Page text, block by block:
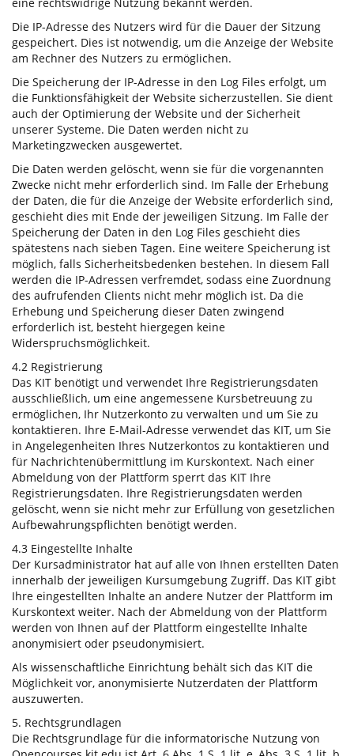
Die IP-Adresse des Nutzers wird für die Dauer der Sitzung
gespeichert. Dies ist notwendig, um die Anzeige der Website
am Rechner des Nutzers zu ermöglichen.
Die Speicherung der IP-Adresse in den Log Files erfolgt, um
die Funktionsfähigkeit der Website sicherzustellen. Sie dient
auch der Optimierung der Website und der Sicherheit
unserer Systeme. Die Daten werden nicht zu
Marketingzwecken ausgewertet.
Die Daten werden gelöscht, wenn sie für die vorgenannten
Zwecke nicht mehr erforderlich sind. Im Falle der Erhebung
der Daten, die für die Anzeige der Website erforderlich sind,
geschieht dies mit Ende der jeweiligen Sitzung. Im Falle der
Speicherung der Daten in den Log Files geschieht dies
spätestens nach sieben Tagen. Eine weitere Speicherung ist
möglich, falls Sicherheitsbedenken bestehen. In diesem Fall
werden die IP-Adressen verfremdet, sodass eine Zuordnung
des aufrufenden Clients nicht mehr möglich ist. Da die
Erhebung und Speicherung dieser Daten zwingend
erforderlich ist, besteht hiergegen keine
Widerspruchsmöglichkeit.
4.2 Registrierung
Das KIT benötigt und verwendet Ihre Registrierungsdaten
ausschließlich, um eine angemessene Kursbetreuung zu
ermöglichen, Ihr Nutzerkonto zu verwalten und um Sie zu
kontaktieren. Ihre E-Mail-Adresse verwendet das KIT, um Sie
in Angelegenheiten Ihres Nutzerkontos zu kontaktieren und
für Nachrichtenübermittlung im Kurskontext. Nach einer
Abmeldung von der Plattform sperrt das KIT Ihre
Registrierungsdaten. Ihre Registrierungsdaten werden
gelöscht, wenn sie nicht mehr zur Erfüllung von gesetzlichen
Aufbewahrungspflichten benötigt werden.
4.3 Eingestellte Inhalte
Der Kursadministrator hat auf alle von Ihnen erstellten Daten
innerhalb der jeweiligen Kursumgebung Zugriff. Das KIT gibt
Ihre eingestellten Inhalte an andere Nutzer der Plattform im
Kurskontext weiter. Nach der Abmeldung von der Plattform
werden von Ihnen auf der Plattform eingestellte Inhalte
anonymisiert oder pseudonymisiert.
Als wissenschaftliche Einrichtung behält sich das KIT die
Möglichkeit vor, anonymisierte Nutzerdaten der Plattform
auszuwerten.
5. Rechtsgrundlagen
Die Rechtsgrundlage für die informatorische Nutzung von